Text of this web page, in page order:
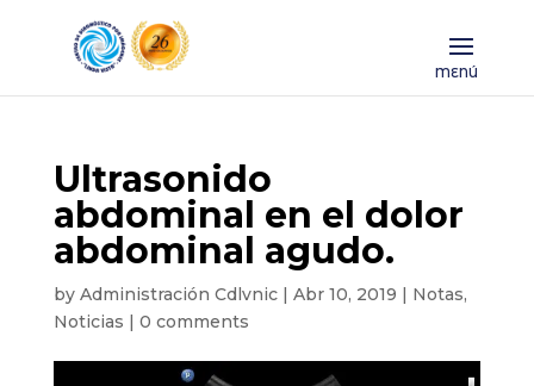
Ultrasonido
abdominal en el dolor
abdominal agudo.
by Administración Cdlvnic| Abr 10, 2019 | Notas,
Noticias | 0 comments